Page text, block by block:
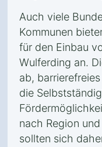
Auch viele
Kommunen
für den Einbau
Wulferding an.
ab,
die
nach Region
sollten sich